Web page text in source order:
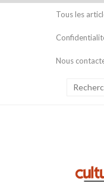
Tous les
Nous